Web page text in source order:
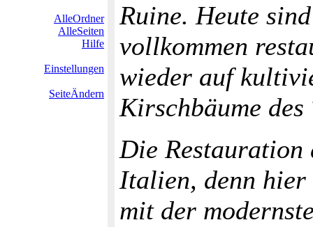
AlleOrdner
AlleSeiten
Hilfe
Einstellungen
SeiteÄndern
Ruine. Heute
vollkommen
wieder auf
Kirschbäume des
Die
Italien, denn
mit der